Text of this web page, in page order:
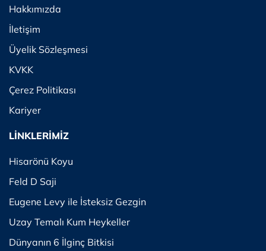
Hakkımızda
İletişim
Üyelik Sözleşmesi
KVKK
Çerez Politikası
Kariyer
LİNKLERİMİZ
Hisarönü Koyu
Feld D Saji
Eugene Levy ile İsteksiz Gezgin
Uzay Temalı Kum Heykeller
Dünyanın 6 İlginç Bitkisi